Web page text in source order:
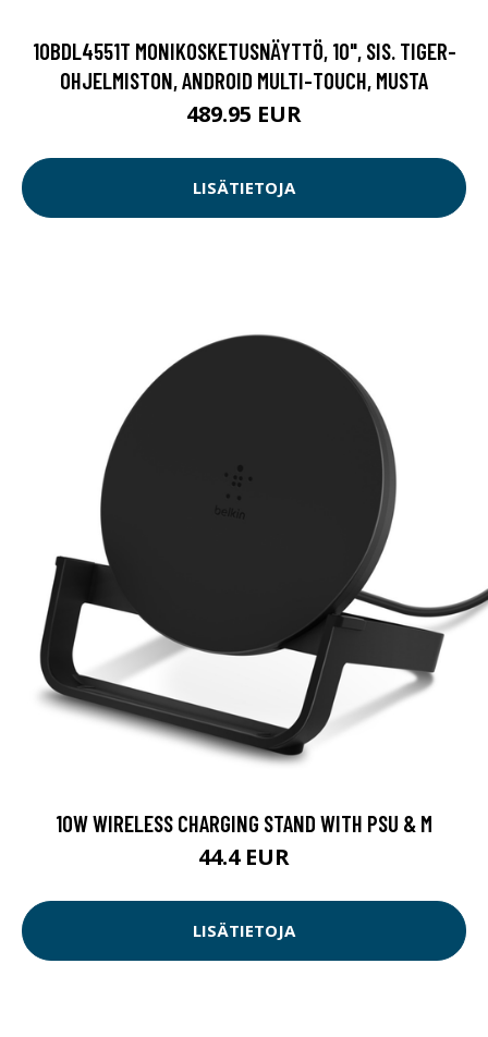
10BDL4551T MONIKOSKETUSNÄYTTÖ, 10", SIS. TIGER-
OHJELMISTON, ANDROID MULTI-TOUCH, MUSTA
489.95 EUR
LISÄTIETOJA
10W WIRELESS CHARGING STAND WITH PSU & M
44.4 EUR
LISÄTIETOJA